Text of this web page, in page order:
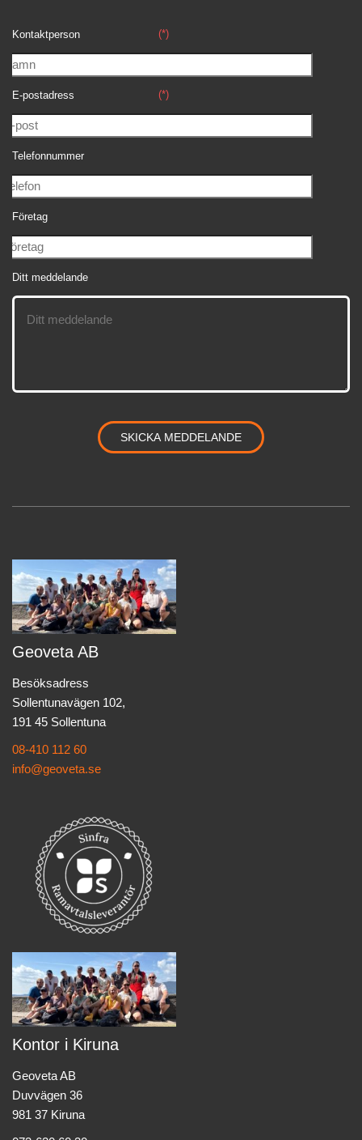
Kontaktperson (*)
E-postadress (*)
Telefonnummer
Företag
Ditt meddelande
Geoveta AB
Besöksadress
Sollentunavägen 102,
191 45 Sollentuna
08-410 112 60
info@geoveta.se
Kontor i Kiruna
Geoveta AB
Duvvägen 36
981 37 Kiruna